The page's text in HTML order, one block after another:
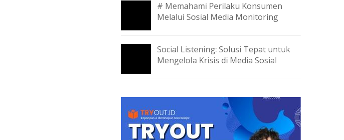
# Memahami Perilaku Konsumen
Melalui Sosial Media Monitoring
Social Listening: Solusi Tepat untuk
Mengelola Krisis di Media Sosial